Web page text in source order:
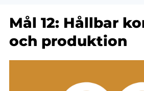
Mål 12: Hållbar
och produktion